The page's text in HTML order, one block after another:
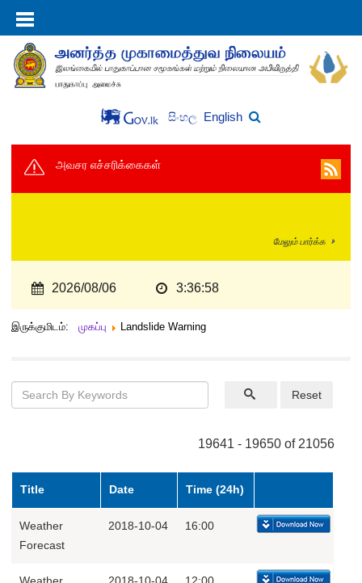
සිංහල English
அவசர எச்சரிக்கைகள்
மேலும் பார்க்க
2026/08/06 3:36:58
இருக்குமிடம்: முகப்பு Landslide Warning
Reset
19641 - 19650 of 21056
Title Date Time (24h)
Weather
Forecast
2018-10-04 16:00